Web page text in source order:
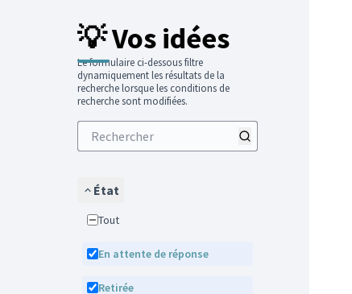
💡 Vos idées
Le formulaire ci-dessous filtre
dynamiquement les résultats de la
recherche lorsque les conditions de
recherche sont modifiées.
État
Tout
En attente de réponse
Retirée